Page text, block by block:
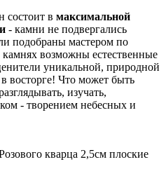
состоит в максимальной
- камни не подвергались
подобраны мастером по
возможны естественные
уникальной, природной
восторге! Что может быть
изучать,
- творением небесных и